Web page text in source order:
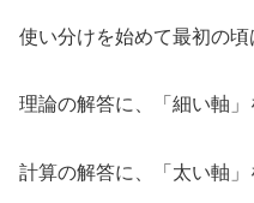
使い分けを始めて最初の頃
理論の解答に、「細い軸」
計算の解答に、「太い軸」